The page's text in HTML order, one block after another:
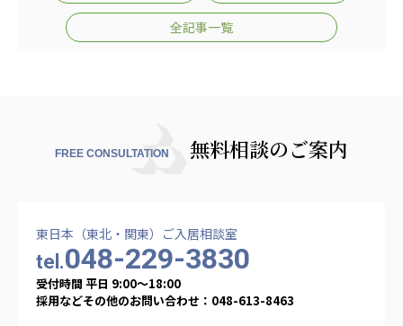
全記事一覧
FREE CONSULTATION 無料相談のご案内
東日本（東北・関東）ご入居相談室
tel.048-229-3830
受付時間 平日 9:00〜18:00
採用などその他のお問い合わせ：048-613-8463